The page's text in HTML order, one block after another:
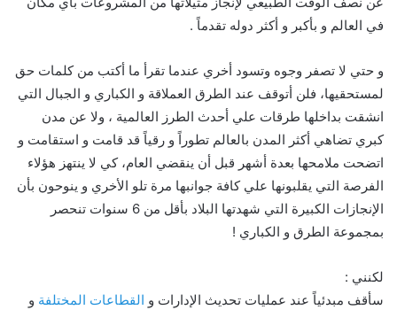
في العالم و بأكبر و أكثر دوله تقدماً .
و حتي لا تصفر وجوه وتسود أخري عندما تقرأ ما أكتب من كلمات حق
لمستحقيها، فلن أتوقف عند الطرق العملاقة و الكباري و الجبال التي
انشقت بداخلها طرقات علي أحدث الطرز العالمية ، ولا عن مدن
كبري تضاهي أكثر المدن بالعالم تطوراً و رقياً قد قامت و استقامت و
اتضحت ملامحها بعدة أشهر قبل أن ينقضي العام، كي لا ينتهز هؤلاء
الفرصة التي يقلبونها علي كافة جوانبها مرة تلو الأخري و ينوحون بأن
الإنجازات الكبيرة التي شهدتها البلاد بأقل من 6 سنوات تنحصر
بمجموعة الطرق و الكباري !
لكنني :
سأقف مبدئياً عند عمليات تحديث الإدارات و القطاعات المختلفة و